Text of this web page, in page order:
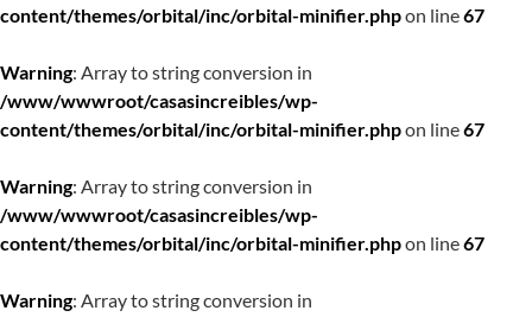
content/themes/orbital/inc/orbital-minifier.phpon line67
Warning: Array to string conversion in
/www/wwwroot/casasincreibles/wp-
content/themes/orbital/inc/orbital-minifier.phpon line67
Warning: Array to string conversion in
/www/wwwroot/casasincreibles/wp-
content/themes/orbital/inc/orbital-minifier.phpon line67
Warning: Array to string conversion in